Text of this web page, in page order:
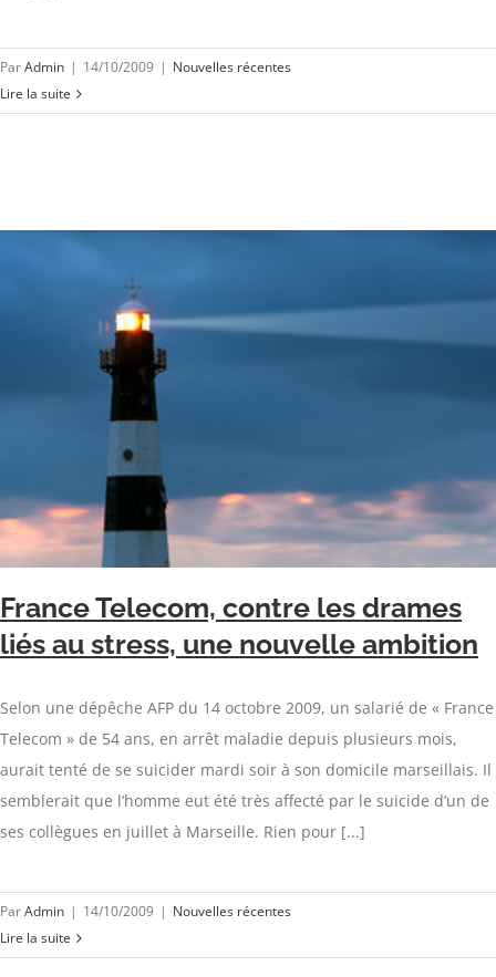
ParAdmin | 14/10/2009 | Nouvelles récentes
Lire la suite
France Telecom, contre les drames
liés au stress, une nouvelle ambition
Selon une dépêche AFP du 14 octobre 2009, un salarié de « France
Telecom » de 54 ans, en arrêt maladie depuis plusieurs mois,
aurait tenté de se suicider mardi soir à son domicile marseillais. Il
semblerait que l’homme eut été très affecté par le suicide d’un de
ses collègues en juillet à Marseille. Rien pour [...]
ParAdmin | 14/10/2009 | Nouvelles récentes
Lire la suite